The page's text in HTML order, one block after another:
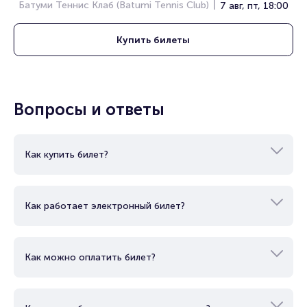
Батуми Теннис Клаб (Batumi Tennis Club) 7 авг, пт, 18:00
Купить билеты
Вопросы и ответы
Как купить билет?
Как работает электронный билет?
Как можно оплатить билет?